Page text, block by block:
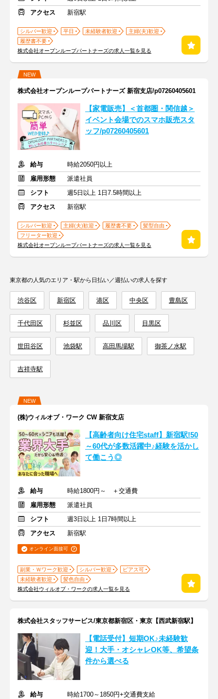
アクセス
新宿駅
シルバー歓迎 平日 未経験者歓迎
主婦(夫)歓迎
履歴書不要
株式会社オープンループパートナーズの求人一覧を見る
NEW
株式会社オープンループパートナーズ 新宿支店/p07260405601
【家電販売】＜首都圏・関信越＞
イベント会場でのスマホ販売スタ
ッフ/p07260405601
給与
時給2050円以上
雇用形態
派遣社員
シフト
週5日以上 1日7.5時間以上
アクセス
新宿駅
シルバー歓迎 主婦(夫)歓迎 履歴書不要
髪型自由
フリーター歓迎
株式会社オープンループパートナーズの求人一覧を見る
東京都の人気のエリア・駅から日払い／週払いの求人を探す
渋谷区 新宿区 港区 中央区 豊島区
千代田区 杉並区 品川区 目黒区
世田谷区 池袋駅 高田馬場駅 御茶ノ水駅
吉祥寺駅
NEW
(株)ウィルオブ・ワーク CW 新宿支店
【高齢者向け住宅staff】新宿駅!50
～60代が多数活躍中♪経験を活かし
て働こう◎
給与
時給1800円～ ＋交通費
雇用形態
派遣社員
シフト
週3日以上 1日7時間以上
アクセス
新宿駅
オンライン面接可
副業・Ｗワーク歓迎 シルバー歓迎
ピアス可
未経験者歓迎
髪色自由
株式会社ウィルオブ・ワークの求人一覧を見る
株式会社スタッフサービス/東京都新宿区・東京【西武新宿駅】
【電話受付】短期OK♪未経験歓
迎！大手・オシャレOK等、希望条
件から選べる
給与
時給1700～1850円+交通費支給